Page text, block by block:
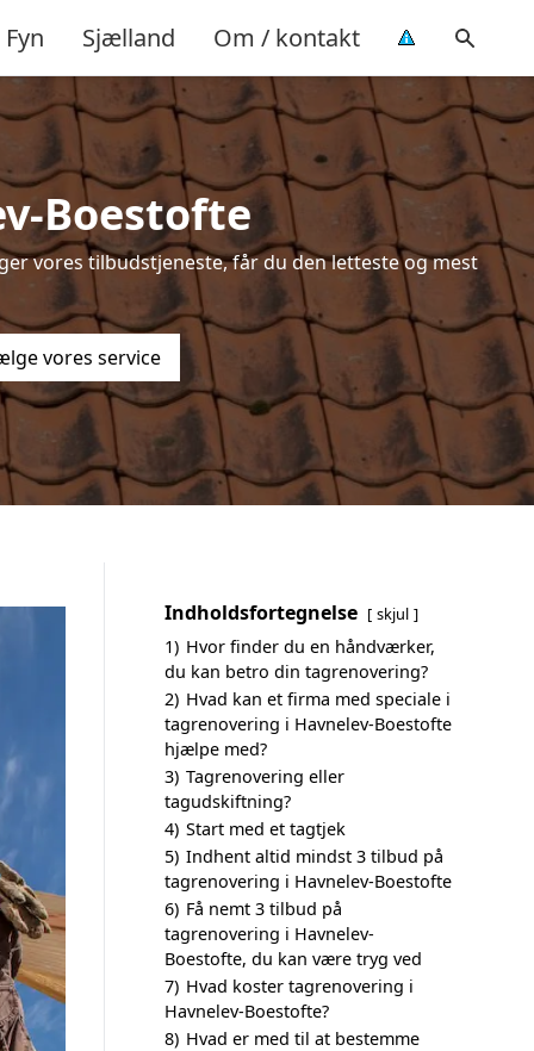
Fyn Sjælland Om / kontakt
Boestofte
vores tilbudstjeneste, får du den letteste og mest
vores service
Indholdsfortegnelse skjul
1) Hvor finder du en håndværker,
du kan betro din tagrenovering?
2) Hvad kan et firma med speciale i
tagrenovering i Havnelev-Boestofte
hjælpe med?
3) Tagrenovering eller
tagudskiftning?
4) Start med et tagtjek
5) Indhent altid mindst 3 tilbud på
tagrenovering i Havnelev-Boestofte
6) Få nemt 3 tilbud på
tagrenovering i Havnelev-
Boestofte, du kan være tryg ved
7) Hvad koster tagrenovering i
Havnelev-Boestofte?
8) Hvad er med til at bestemme